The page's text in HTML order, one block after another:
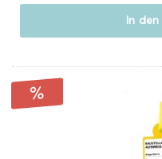
In den